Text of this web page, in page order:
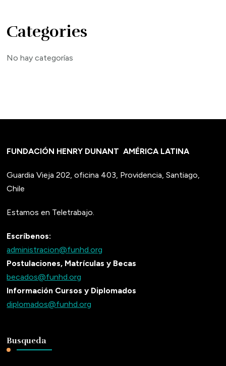
Categories
No hay categorías
FUNDACIÓN HENRY DUNANTAMÉRICA LATINA
Guardia Vieja 202, oficina 403, Providencia, Santiago,
Chile
Estamos en Teletrabajo.
Escríbenos:
administracion@funhd.org
Postulaciones, Matrículas y Becas
becados@funhd.org
Información Cursos y Diplomados
diplomados@funhd.org
Busqueda